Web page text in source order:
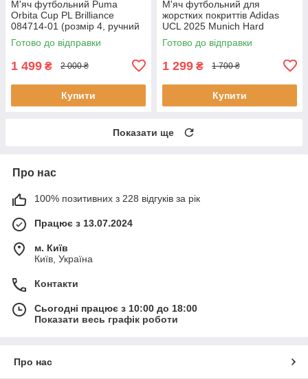
М'яч футбольний Puma
Orbita Cup PL Brilliance
084714-01 (розмір 4, ручний
шов, оригінал)
Готово до відправки
1 499 ₴ 2 000 ₴
Купити
М'яч футбольний для
жорстких покриттів Adidas
UCL 2025 Munich Hard
Ground JM6822 (розмір 4)
Готово до відправки
1 299 ₴ 1 700 ₴
Купити
Показати ще
Про нас
100% позитивних з 228 відгуків за рік
Працює з 13.07.2024
м. Київ
Київ, Україна
Контакти
Сьогодні працює з 10:00 до 18:00
Показати весь графік роботи
Про нас